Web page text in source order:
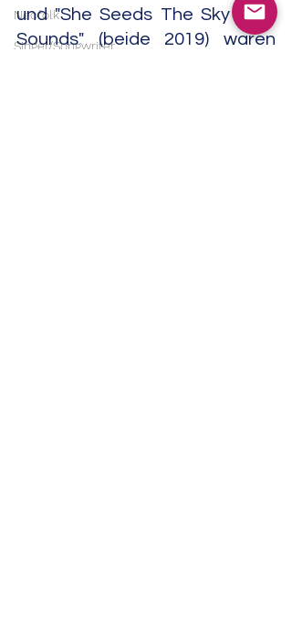
Neofolk
Singer/Songwriter
und "She Seeds The Sky With
Sounds" (beide 2019) waren